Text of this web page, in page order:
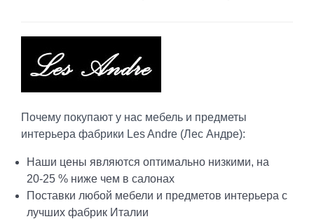
Почему покупают у нас мебель и предметы
интерьера фабрики Les Andre (Лес Андре):
Наши цены являются оптимально низкими, на
20-25 % ниже чем в салонах
Поставки любой мебели и предметов интерьера с
лучших фабрик Италии